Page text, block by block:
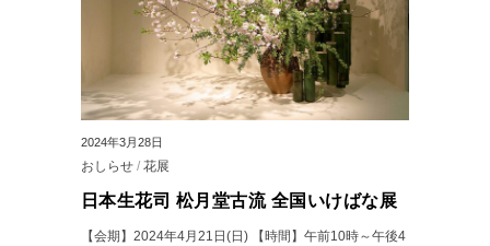
2024年3月28日
おしらせ / 花展
日本生花司 松月堂古流 全国いけばな展
【会期】2024年4月21日(日) 【時間】午前10時～午後4